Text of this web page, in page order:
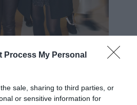
Process My Personal
sale, sharing to third parties, or
or sensitive information for